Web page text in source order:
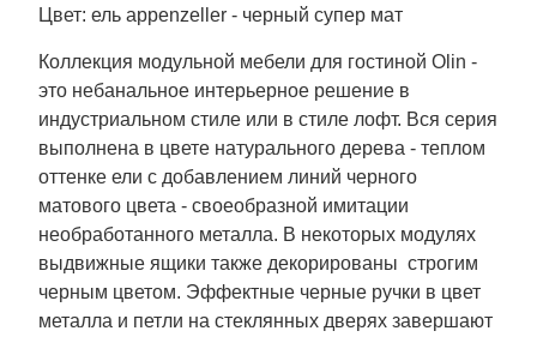
Цвет: ель appenzeller - черный супер мат
Коллекция модульной мебели для гостиной Olin -
это небанальное интерьерное решение в
индустриальном стиле или в стиле лофт. Вся серия
выполнена в цвете натурального дерева - теплом
оттенке ели с добавлением линий черного
матового цвета - своеобразной имитации
необработанного металла. В некоторых модулях
выдвижные ящики также декорированы строгим
черным цветом. Эффектные черные ручки в цвет
металла и петли на стеклянных дверях завершают